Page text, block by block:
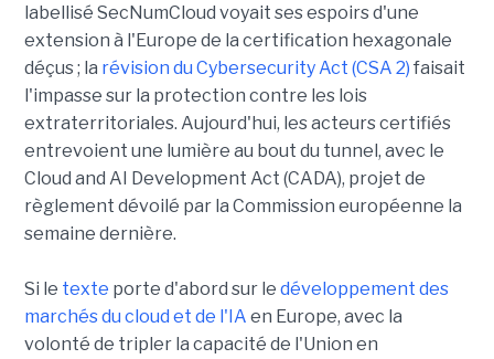
labellisé SecNumCloud voyait ses espoirs d'une
extension à l'Europe de la certification hexagonale
déçus ; la révision du Cybersecurity Act (CSA 2) faisait
l'impasse sur la protection contre les lois
extraterritoriales. Aujourd'hui, les acteurs certifiés
entrevoient une lumière au bout du tunnel, avec le
Cloud and AI Development Act (CADA), projet de
règlement dévoilé par la Commission européenne la
semaine dernière.
Si le texte porte d'abord sur le développement des
marchés du cloud et de l'IA en Europe, avec la
volonté de tripler la capacité de l'Union en